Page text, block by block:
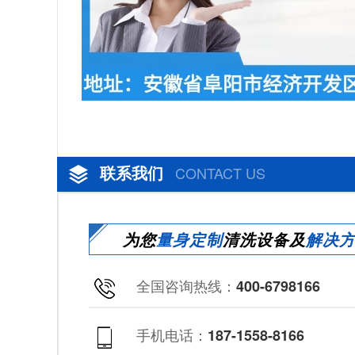
联系我们 CONTACT US
为您量身定制清洗设备及解决
全国咨询热线： 400-6798166
手机电话： 187-1558-8166